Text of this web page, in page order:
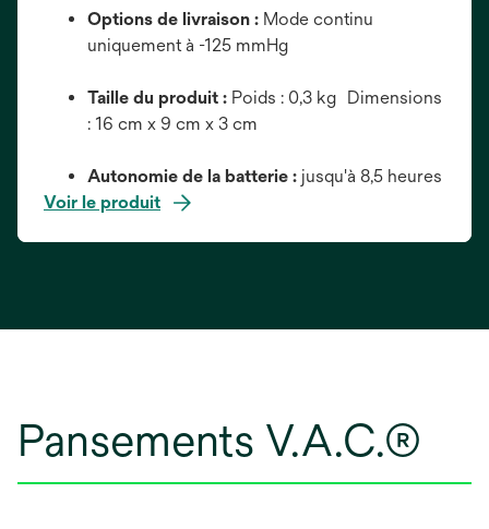
Options de livraison : Mode continu
uniquement à -125 mmHg
Taille du produit : Poids : 0,3 kg Dimensions
: 16 cm x 9 cm x 3 cm
Autonomie de la batterie : jusqu'à 8,5 heures
Voir le produit
Pansements V.A.C.®